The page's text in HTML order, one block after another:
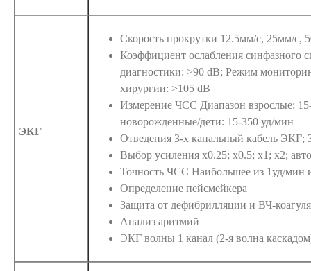
ЭКГ
Скорость прокрутки 12.5мм/с, 25мм/с,
Коэффициент ослабления синфазного
диагностики: >90 dB; Режим
хирургии: >105 dB
Измерение ЧСС Диапазон взрослые:
новорожденные/дети: 15-350 уд/мин
Отведения 3-х канальный кабель ЭКГ;
Выбор усиления x0.25; x0.5; x1; x2; авто
Точность ЧСС Наибольшее из 1уд/мин
Определение пейсмейкера
Защита от дефибрилляции и ВЧ-
Анализ аритмий
ЭКГ волны 1 канал (2-я волна